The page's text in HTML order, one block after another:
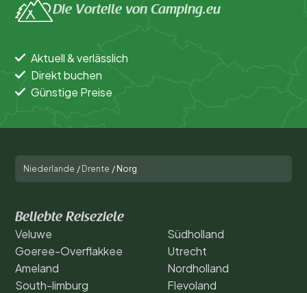
Die Vorteile von Camping.eu
Aktuell & verlässlich
Direkt buchen
Günstige Preise
Niederlande / Drente / Norg
Beliebte Reiseziele
Veluwe
Goeree-Overflakkee
Ameland
South-limburg
Südholland
Utrecht
Nordholland
Flevoland